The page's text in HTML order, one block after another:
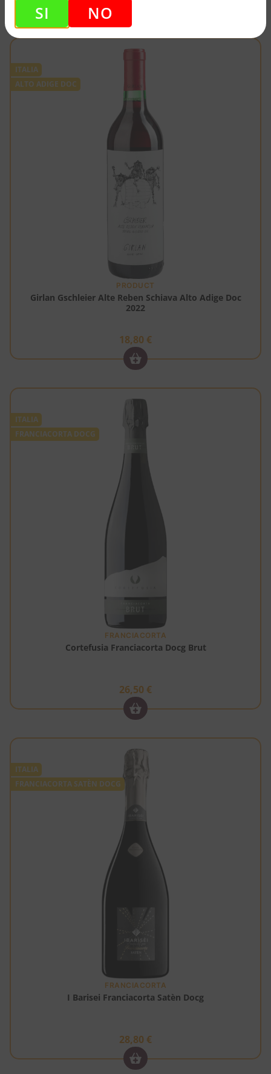
ITALIA
ALTO ADIGE DOC
PRODUCT
Girlan Gschleier Alte Reben Schiava Alto Adige Doc
2022
18,80 €
ITALIA
FRANCIACORTA DOCG
FRANCIACORTA
Cortefusia Franciacorta Docg Brut
26,50 €
ITALIA
FRANCIACORTA SATÈN DOCG
FRANCIACORTA
I Barisei Franciacorta Satèn Docg
28,80 €
SI NO